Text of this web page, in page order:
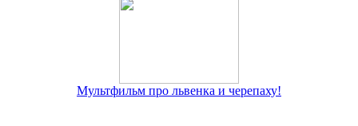
Мультфильм про львенка и черепаху!